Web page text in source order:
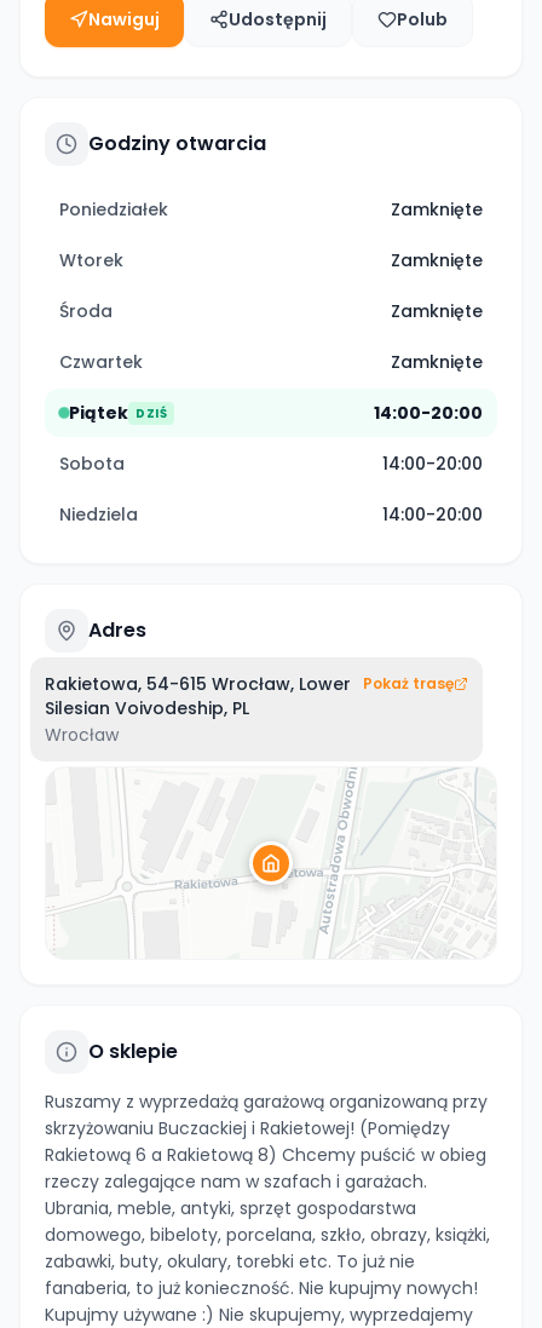
Nawiguj Udostępnij Polub
Godziny otwarcia
Poniedziałek Zamknięte
Wtorek Zamknięte
Środa Zamknięte
Czwartek Zamknięte
Piątek DZIŚ 14:00-20:00
Sobota 14:00-20:00
Niedziela 14:00-20:00
Adres
Rakietowa, 54-615 Wrocław, Lower
Silesian Voivodeship, PL
Wrocław
Pokaż trasę
O sklepie
Ruszamy z wyprzedażą garażową organizowaną przy
skrzyżowaniu Buczackiej i Rakietowej! (Pomiędzy
Rakietową 6 a Rakietową 8) Chcemy puścić w obieg
rzeczy zalegające nam w szafach i garażach.
Ubrania, meble, antyki, sprzęt gospodarstwa
domowego, bibeloty, porcelana, szkło, obrazy, książki,
zabawki, buty, okulary, torebki etc. To już nie
fanaberia, to już konieczność. Nie kupujmy nowych!
Kupujmy używane :) Nie skupujemy, wyprzedajemy